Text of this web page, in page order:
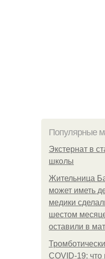
Популярные
Экстернат в
школы
Жительница
может иметь
медики
шестом
оставили в
COVID-19: что